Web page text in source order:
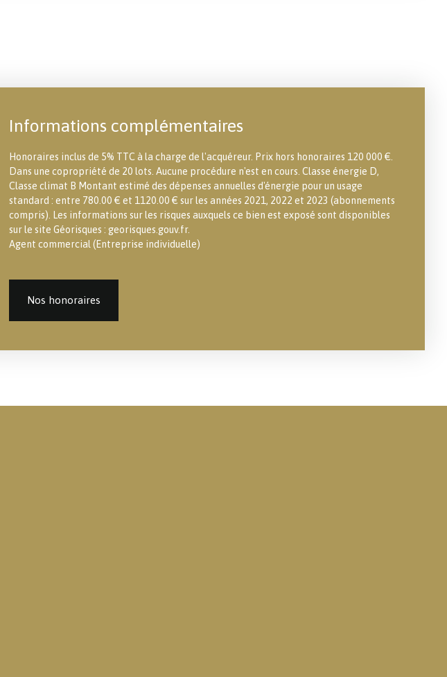
Informations complémentaires
Honoraires inclus de 5% TTC à la charge de l'acquéreur. Prix hors honoraires 120 000 €.
Dans une copropriété de 20 lots. Aucune procédure n'est en cours. Classe énergie D,
Classe climat B Montant estimé des dépenses annuelles d'énergie pour un usage
standard : entre 780.00 € et 1120.00 € sur les années 2021, 2022 et 2023 (abonnements
compris). Les informations sur les risques auxquels ce bien est exposé sont disponibles
sur le site Géorisques : georisques.gouv.fr.
Agent commercial (Entreprise individuelle)
Nos honoraires